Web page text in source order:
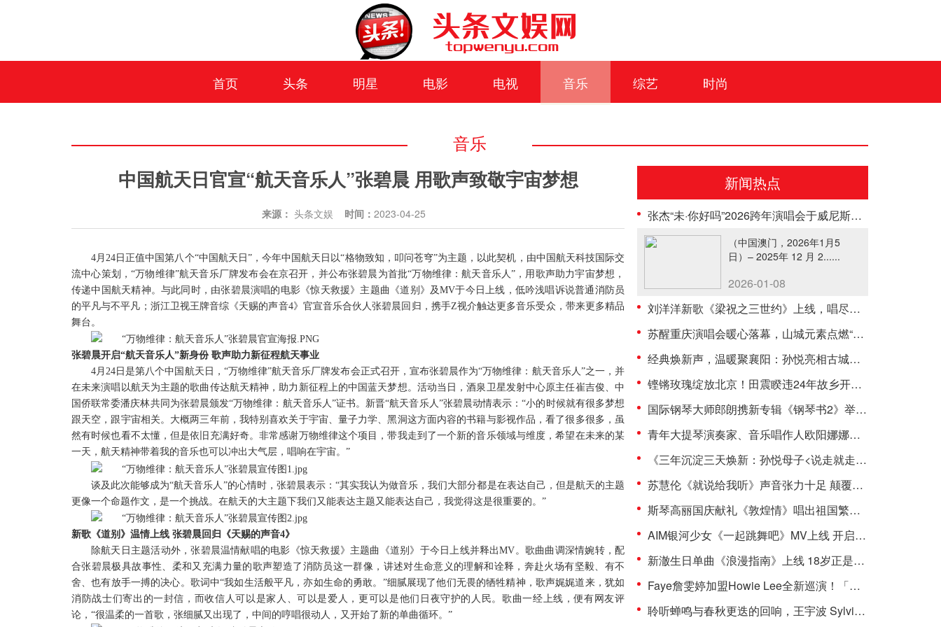
首页 头条 明星 电影 电视 音乐 综艺 时尚
音乐
中国航天日官宣“航天音乐人”张碧晨 用歌声致敬宇宙梦想
来源： 头条文娱 时间： 2023-04-25
4月24日正值中国第八个“中国航天日”，今年中国航天日以“格物致知 ， 叩问苍穹”为主题 ， 以此契机，由中国航天科技国际交
流中心策划 ，“万物维律”航天音乐厂牌发布会在京召开，并公布张碧晨为首批“万物维律：航天音乐人” ， 用歌声助力宇宙梦想 ，
传递中国航天精神。与此同时，由张碧晨演唱的电影《惊天救援》主题曲《道别》及MV于今日上线 ， 低吟浅唱诉说普通消防员
的平凡与不平凡；浙江卫视王牌音综《天赐的声音4》官宣音乐合伙人张碧晨回归，携手Z视介触达更多音乐受众，带来更多精品
舞台。
张碧晨开启“航天音乐人”新身份 歌声助力新征程航天事业
4月24日是第八个中国航天日 ， “万物维律”航天音乐厂牌发布会正式召开，宣布张碧晨作为“万物维律：航天音乐人”之一，并
在未来演唱以航天为主题的歌曲传达航天精神，助力新征程上的中国蓝天梦想。活动当日，酒泉卫星发射中心原主任崔吉俊、中
国侨联常委潘庆林共同为张碧晨颁发“万物维律：航天音乐人”证书。新晋“航天音乐人”张碧晨动情表示：“小的时候就有很多梦想
跟天空，跟宇宙相关。大概两三年前，我特别喜欢关于宇宙、量子力学、黑洞这方面内容的书籍与影视作品，看了很多很多，虽
然有时候也看不太懂，但是依旧充满好奇。非常感谢万物维律这个项目，带我走到了一个新的音乐领域与维度，希望在未来的某
一天，航天精神带着我的音乐也可以冲出大气层，唱响在宇宙。”
谈及此次能够成为“航天音乐人”的心情时，张碧晨表示：“其实我认为做音乐，我们大部分都是在表达自己，但是航天的主题
更像一个命题作文，是一个挑战。在航天的大主题下我们又能表达主题又能表达自己 ， 我觉得这是很重要的。 ”
新歌《道别》温情上线 张碧晨回归 《天赐的声音4》
除航天日主题活动外，张碧晨温情献唱的电影《惊天救援》主题曲《道别》于今日上线并释出MV 。 歌曲曲调深情婉转，配
合张碧晨极具故事性 柔和又充满力量的歌声塑造了消防员这一群像，讲述对生命意义的理解和诠释，奔赴火场有坚毅、有不
舍、也有放手一搏的决心 。歌词中“我如生活般平凡 ，亦如生命的勇敢。 ”细腻展现了他们无畏的牺牲精神，歌声娓娓道来， 犹如
消防战士们寄出的一封信 ， 而收信人可以是家人、可以是爱人，更可以是他们日夜守护的人民。歌曲一经上线，便有网友评
论， “很温柔的一首歌，张细腻又出现了，中间的哼唱很动人 ， 又开始了新的单曲循环。 ”
新闻热点
张杰“未·你好吗”2026跨年演唱会于威尼斯人综艺馆盛大举行
（中国澳门，2026年1月5
日）– 2025年 12 月 2......
2026-01-08
刘洋洋新歌《梁祝之三世约》上线，唱尽轮回绝恋
苏醒重庆演唱会暖心落幕，山城元素点燃“真心之约”
经典焕新声，温暖聚襄阳：孙悦亮相古城晚会引三万观众温情合唱
铿锵玫瑰绽放北京！田震睽违24年故乡开唱，万千歌迷泪洒现场
国际钢琴大师郎朗携新专辑《钢琴书2》举办发布会
青年大提琴演奏家、音乐唱作人欧阳娜娜加盟环球音乐
《三年沉淀三天焕新：孙悦母子<说走就走的旅行>完成代际音乐对话》
苏慧伦《就说给我听》声音张力十足 颠覆甜美印象展现令人惊艳的音域
斯琴高丽国庆献礼《敦煌情》唱出祖国繁荣昌盛美好夙愿
AIM银河少女《一起跳舞吧》MV上线 开启“度假”式夏日狂欢派对
新澈生日单曲《浪漫指南》上线 18岁正是浪漫的年纪
Faye詹雯婷加盟Howie Lee全新巡演！「波——波——波II」四城惊喜开秀，10月出发！
聆听蝉鸣与春秋更迭的回响，王宇波 Sylvian Wang 全新专辑《Cicada’s Cry 蟪蛄春秋》正式上线